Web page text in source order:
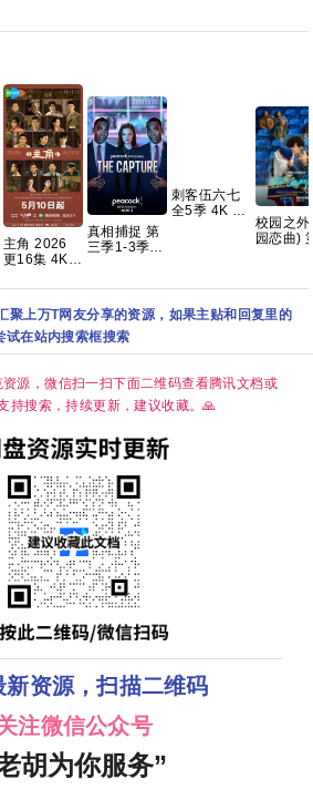
主角 2026
更16集 4K
真相捕捉 第
三季1-3季
黛·格兰杰 /
帕帕·厄希度]
刺客伍六七
全5季 4K 国
校园之
园恋曲)
聚上万T网友分享的资源，如果主贴和回复里的
试在站内搜索框搜索
源，微信扫一扫下面二维码查看腾讯文档或
持搜索，持续更新，建议收藏。🙏
新资源，扫描二维码
注微信公众号
胡为你服务”